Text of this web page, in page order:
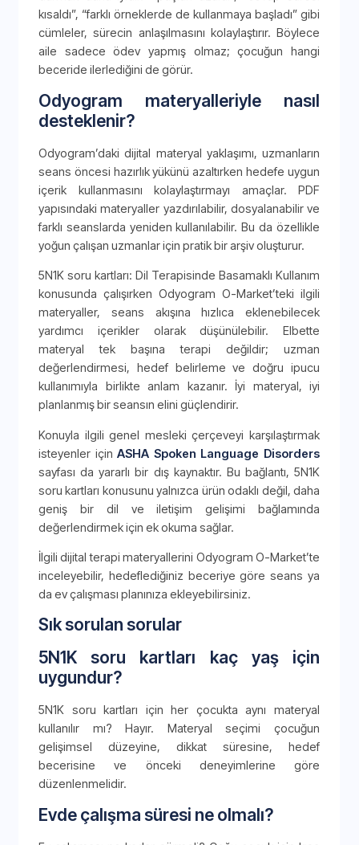
kısaldı”, “farklı örneklerde de kullanmaya başladı” gibi
cümleler, sürecin anlaşılmasını kolaylaştırır. Böylece
aile sadece ödev yapmış olmaz; çocuğun hangi
beceride ilerlediğini de görür.
Odyogram materyalleriyle nasıl
desteklenir?
Odyogram’daki dijital materyal yaklaşımı, uzmanların
seans öncesi hazırlık yükünü azaltırken hedefe uygun
içerik kullanmasını kolaylaştırmayı amaçlar. PDF
yapısındaki materyaller yazdırılabilir, dosyalanabilir ve
farklı seanslarda yeniden kullanılabilir. Bu da özellikle
yoğun çalışan uzmanlar için pratik bir arşiv oluşturur.
5N1K soru kartları: Dil Terapisinde Basamaklı Kullanım
konusunda çalışırken Odyogram O-Market’teki ilgili
materyaller, seans akışına hızlıca eklenebilecek
yardımcı içerikler olarak düşünülebilir. Elbette
materyal tek başına terapi değildir; uzman
değerlendirmesi, hedef belirleme ve doğru ipucu
kullanımıyla birlikte anlam kazanır. İyi materyal, iyi
planlanmış bir seansın elini güçlendirir.
Konuyla ilgili genel mesleki çerçeveyi karşılaştırmak
isteyenler içinASHA Spoken Language Disorders
sayfası da yararlı bir dış kaynaktır. Bu bağlantı, 5N1K
soru kartları konusunu yalnızca ürün odaklı değil, daha
geniş bir dil ve iletişim gelişimi bağlamında
değerlendirmek için ek okuma sağlar.
İlgili dijital terapi materyallerini Odyogram O-Market’te
inceleyebilir, hedeflediğiniz beceriye göre seans ya
da ev çalışması planınıza ekleyebilirsiniz.
Sık sorulan sorular
5N1K soru kartları kaç yaş için
uygundur?
5N1K soru kartları için her çocukta aynı materyal
kullanılır mı? Hayır. Materyal seçimi çocuğun
gelişimsel düzeyine, dikkat süresine, hedef
becerisine ve önceki deneyimlerine göre
düzenlenmelidir.
Evde çalışma süresi ne olmalı?